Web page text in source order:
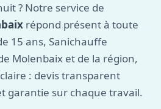
? Notre service de
répond présent à toute
15 ans, Sanichauffe
Molenbaix et de la région,
: devis transparent
garantie sur chaque travail.